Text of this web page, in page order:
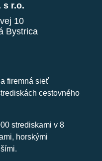
s r.o.
10
Bystrica
firemná sieť
cestovného
strediskami v 8
horskými